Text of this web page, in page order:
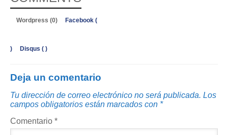
Wordpress (0) Facebook (
) Disqus ( )
Deja un comentario
Tu dirección de correo electrónico no será publicada. Los
campos obligatorios están marcados con *
Comentario *